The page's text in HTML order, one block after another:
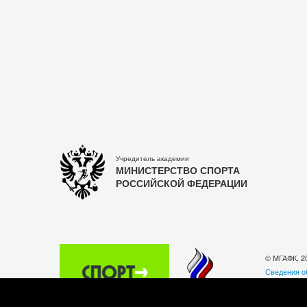
Учредитель академии
МИНИСТЕРСТВО СПОРТА
РОССИЙСКОЙ ФЕДЕРАЦИИ
© МГАФК,
Сведения
140032,